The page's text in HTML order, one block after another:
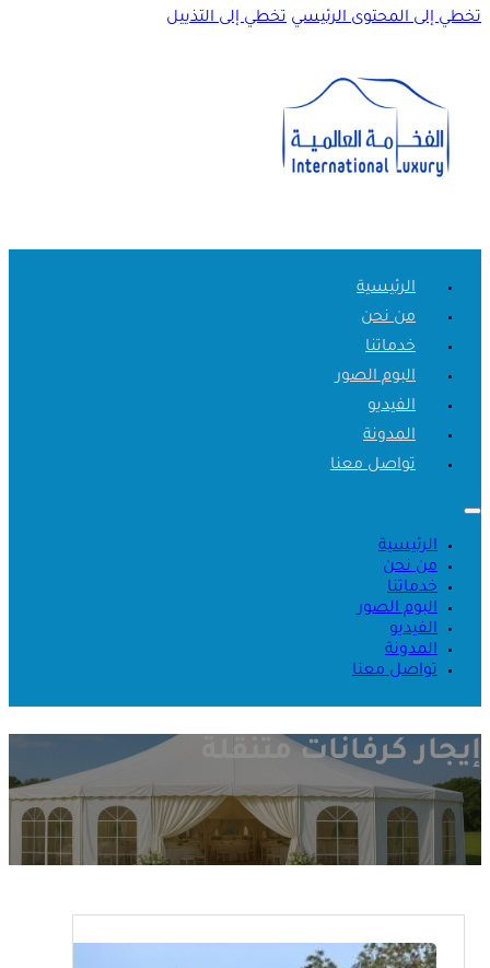
تخطي إلى المحتوى الرئيسي تخطي إلى التذييل
الرئيسية
من نحن
خدماتنا
البوم الصور
الفيديو
المدونة
تواصل معنا
الرئيسية
من نحن
خدماتنا
البوم الصور
الفيديو
المدونة
تواصل معنا
إيجار كرفانات متنقلة